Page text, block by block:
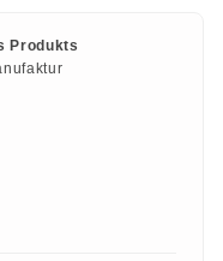
Produkts